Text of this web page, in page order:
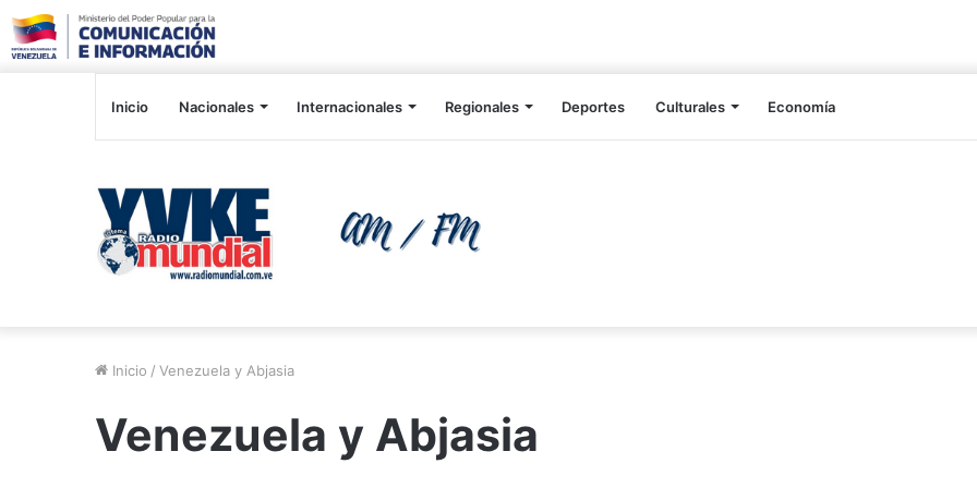
Inicio Nacionales Internacionales Regionales Deportes Culturales Economía
Inicio / Venezuela y Abjasia
Venezuela y Abjasia